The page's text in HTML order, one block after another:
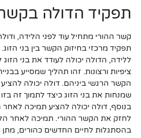
תפקיד הדולה
קשר ההורי מתחיל עוד לפני הלידה,
תפקיד מרכזי בחיזוק הקשר בין בני
ללידה, הדולה יכולה לעודד את בני
ציפיות ורצונות. זהו תהליך שמסייע
הקשר הרגשי ביניהם. דולה יכולה
שמנחות את בני הזוג כיצד לתמוך זה
בנוסף, דולה יכולה להציע תמיכה
לחזק את הקשר ההורי. תמיכה לאחר
בהסתגלות לחיים החדשים כהורים,